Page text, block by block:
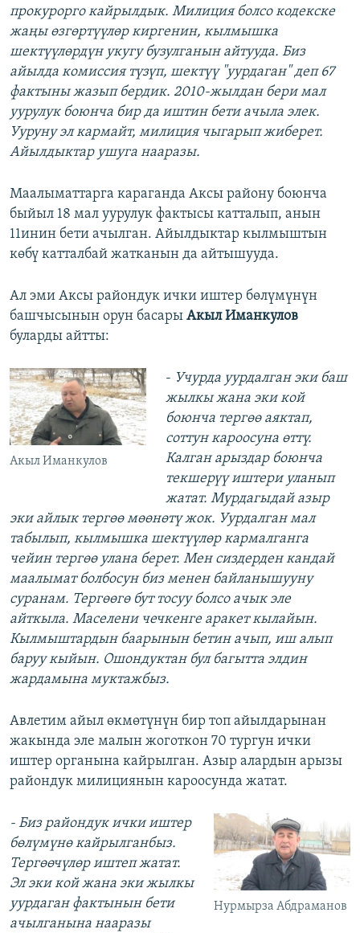
прокурорго кайрылдык. Милиция болсо кодекске
жаңы өзгөртүүлөр киргенин, кылмышка
шектүүлөрдүн укугу бузулганын айтууда. Биз
айылда комиссия түзүп, шектүү "уурдаган" деп 67
фактыны жазып бердик. 2010-жылдан бери мал
уурулук боюнча бир да иштин бети ачыла элек.
Ууруну эл кармайт, милиция чыгарып жиберет.
Айылдыктар ушуга нааразы.
Маалыматтарга караганда Аксы району боюнча
быйыл 18 мал уурулук фактысы катталып, анын
11инин бети ачылган. Айылдыктар кылмыштын
көбү катталбай жатканын да айтышууда.
Ал эми Аксы райондук ички иштер бөлүмүнүн
башчысынын орун басары Акыл Иманкулов
буларды айтты:
Акыл Иманкулов
- Учурда уурдалган эки баш
жылкы жана эки кой
боюнча тергөө аяктап,
соттун кароосуна өттү.
Калган арыздар боюнча
текшерүү иштери уланып
жатат. Мурдагыдай азыр
эки айлык тергөө мөөнөтү жок. Уурдалган мал
табылып, кылмышка шектүүлөр кармалганга
чейин тергөө улана берет. Мен сиздерден кандай
маалымат болбосун биз менен байланышууну
суранам. Тергөөгө бут тосуу болсо ачык эле
айткыла. Маселени чечкенге аракет кылайын.
Кылмыштардын баарынын бетин ачып, иш алып
баруу кыйын. Ошондуктан бул багытта элдин
жардамына муктажбыз.
Авлетим айыл өкмөтүнүн бир топ айылдарынан
жакында эле малын жоготкон 70 тургун ички
иштер органына кайрылган. Азыр алардын арызы
райондук милициянын кароосунда жатат.
Нурмырза Абдраманов
- Биз райондук ички иштер
бөлүмүнө кайрылганбыз.
Тергөөчүлөр иштеп жатат.
Эл эки кой жана эки жылкы
уурдаган фактынын бети
ачылганына нааразы